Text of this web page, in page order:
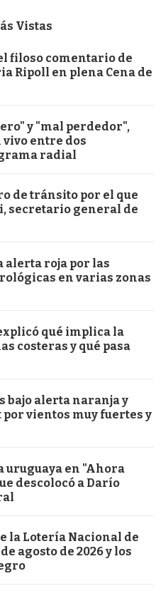
Vistas
filoso comentario de
Ripoll en plena Cena de
y "mal perdedor",
entre dos
radial
de tránsito por el que
secretario general de
alerta roja por las
en varias zonas
qué implica la
costeras y qué pasa
bajo alerta naranja y
vientos muy fuertes y
uruguaya en "Ahora
descolocó a Darío
la Lotería Nacional de
agosto de 2026 y los